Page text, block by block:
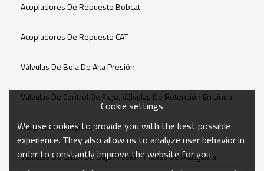
Acopladores De Repuesto Bobcat
Acopladores De Repuesto CAT
Válvulas De Bola De Alta Presión
Válvulas De Control De Flujo, Válvulas De Retención En Línea
Acopladores Especiales
Válvulas De Latón De Baja Presión Y Colas De Manguera
Cookie settings
We use cookies to provide you with the best possible
experience. They also allow us to analyze user behavior in
order to constantly improve the website for you.